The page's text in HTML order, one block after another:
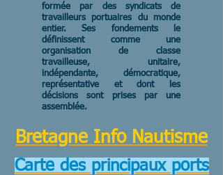
formée par des syndicats de
travailleurs portuaires du monde
entier. Ses fondements le
définissent comme une
organisation de classe
travailleuse, unitaire,
indépendante, démocratique,
représentative et dont les
décisions sont prises par une
assemblée.
Bretagne Info Nautisme
Carte des principaux ports